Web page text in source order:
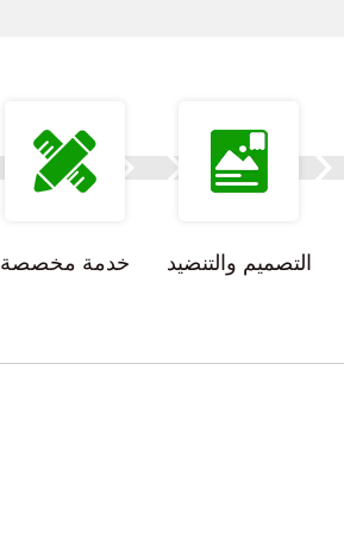
خدمة مخصصة التصميم والتنضيد